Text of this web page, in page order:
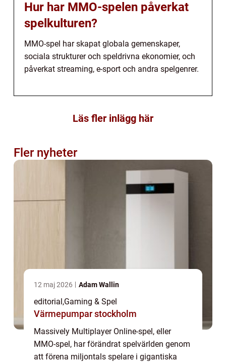
Hur har MMO-spelen påverkat
spelkulturen?
MMO-spel har skapat globala gemenskaper,
sociala strukturer och speldrivna ekonomier, och
påverkat streaming, e-sport och andra spelgenrer.
Läs fler inlägg här
Fler nyheter
12 maj 2026 Adam Wallin
editorial ,Gaming & Spel
Värmepumpar stockholm
Massively Multiplayer Online-spel, eller
MMO-spel, har förändrat spelvärlden genom
att förena miljontals spelare i gigantiska